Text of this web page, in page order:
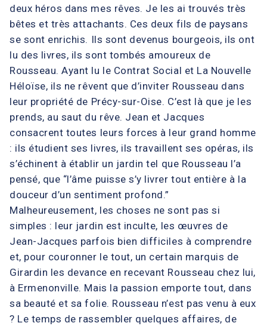
deux héros dans mes rêves. Je les ai trouvés très
bêtes et très attachants. Ces deux fils de paysans
se sont enrichis. Ils sont devenus bourgeois, ils ont
lu des livres, ils sont tombés amoureux de
Rousseau. Ayant lu le Contrat Social et La Nouvelle
Héloïse, ils ne rêvent que d’inviter Rousseau dans
leur propriété de Précy-sur-Oise. C’est là que je les
prends, au saut du rêve. Jean et Jacques
consacrent toutes leurs forces à leur grand homme
: ils étudient ses livres, ils travaillent ses opéras, ils
s’échinent à établir un jardin tel que Rousseau l’a
pensé, que “l’âme puisse s’y livrer tout entière à la
douceur d’un sentiment profond.”
Malheureusement, les choses ne sont pas si
simples : leur jardin est inculte, les œuvres de
Jean-Jacques parfois bien difficiles à comprendre
et, pour couronner le tout, un certain marquis de
Girardin les devance en recevant Rousseau chez lui,
à Ermenonville. Mais la passion emporte tout, dans
sa beauté et sa folie. Rousseau n’est pas venu à eux
? Le temps de rassembler quelques affaires, de